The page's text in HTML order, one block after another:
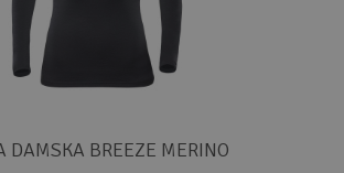
DAMSKA BREEZE MERINO